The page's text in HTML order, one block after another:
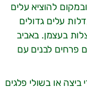
להוציא עלים
עלים גדולים
בעצמן. באביב
פרחים לבנים עם
או בשולי פלגים